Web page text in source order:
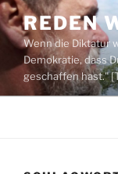
Zum
Inhalt
springen
REDEN
Wenn die Diktatur
Demokratie, dass
geschaffen hast."